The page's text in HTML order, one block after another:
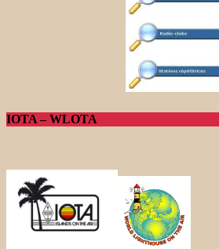
IOTA – WLOTA